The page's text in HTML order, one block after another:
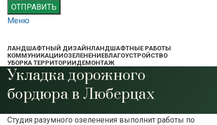
ОТПРАВИТЬ
Меню
ЛАНДШАФТНЫЙ ДИЗАЙНЛАНДШАФТНЫЕ РАБОТЫ
КОММУНИКАЦИИОЗЕЛЕНЕНИЕБЛАГОУСТРОЙСТВО
УБОРКА ТЕРРИТОРИИДЕМОНТАЖ
Укладка дорожного
бордюра в Люберцах
Студия разумного озеленения выполнит работы по